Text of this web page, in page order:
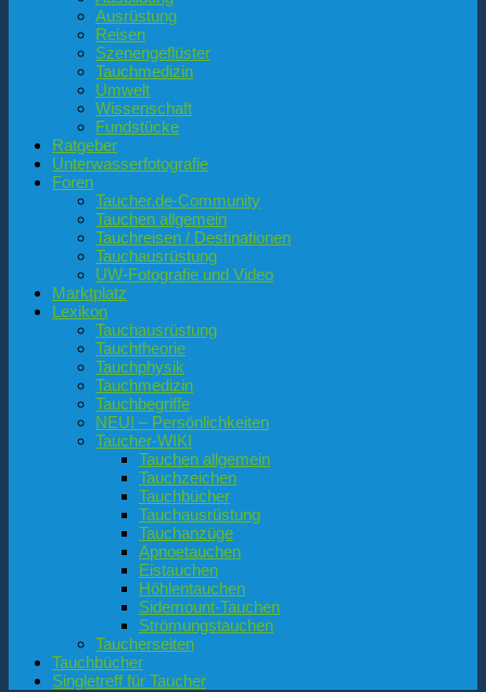
Ausrüstung
Reisen
Szenengeflüster
Tauchmedizin
Umwelt
Wissenschaft
Fundstücke
Ratgeber
Unterwasserfotografie
Foren
Taucher.de-Community
Tauchen allgemein
Tauchreisen / Destinationen
Tauchausrüstung
UW-Fotografie und Video
Marktplatz
Lexikon
Tauchausrüstung
Tauchtheorie
Tauchphysik
Tauchmedizin
Tauchbegriffe
NEU! – Persönlichkeiten
Taucher-WIKI
Tauchen allgemein
Tauchzeichen
Tauchbücher
Tauchausrüstung
Tauchanzüge
Apnoetauchen
Eistauchen
Höhlentauchen
Sidemount-Tauchen
Strömungstauchen
Taucherseiten
Tauchbücher
Singletreff für Taucher